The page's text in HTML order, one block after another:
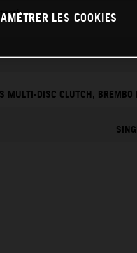
MULTI-DISC CLUTCH, BREMBO
LES COOKIES